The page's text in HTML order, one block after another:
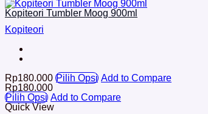
Kopiteori Tumbler Moog 900ml
Kopiteori
Rp180.000 Pilih Opsi Add to Compare
Rp180.000
Pilih Opsi Add to Compare
Quick View